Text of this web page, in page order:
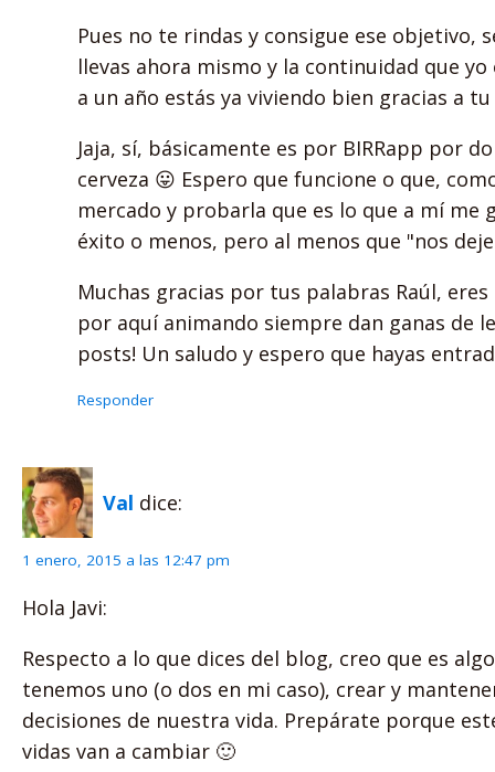
Pues no te rindas y consigue ese objetivo,
llevas ahora mismo y la continuidad que
a un año estás ya viviendo bien gracias a
Jaja, sí, básicamente es por BIRRapp por
cerveza 😛 Espero que funcione o que,
mercado y probarla que es lo que a mí me
éxito o menos, pero al menos que "nos
Muchas gracias por tus palabras Raúl,
por aquí animando siempre dan ganas de
posts! Un saludo y espero que hayas
Responder
Val dice:
1 enero, 2015 a las 12:47 pm
Hola Javi:
Respecto a lo que dices del blog, creo que es
tenemos uno (o dos en mi caso), crear y
decisiones de nuestra vida. Prepárate porque
vidas van a cambiar 🙂